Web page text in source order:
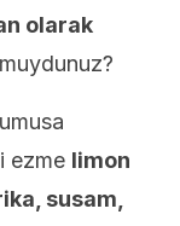
olarak
ezme limon
susam,